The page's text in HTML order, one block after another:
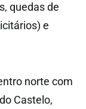
quedas de
e
norte com
Castelo,